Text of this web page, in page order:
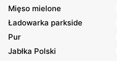
Mięso mielone
Ładowarka parkside
Pur
Jabłka Polski